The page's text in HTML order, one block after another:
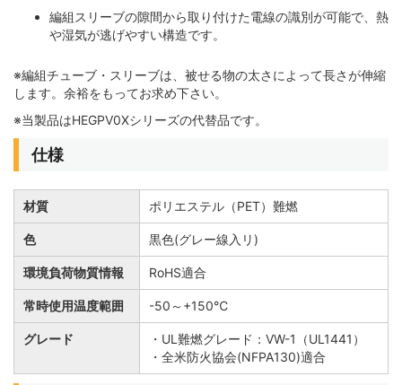
編組スリーブの隙間から取り付けた電線の識別が可能で、熱
や湿気が逃げやすい構造です。
※編組チューブ・スリーブは、被せる物の太さによって長さが伸縮
します。余裕をもってお求め下さい。
※当製品はHEGPV0Xシリーズの代替品です。
仕様
材質 ポリエステル（PET）難燃
色 黒色(グレー線入リ)
環境負荷物質情報 RoHS適合
常時使用温度範囲 -50～+150℃
グレード
・UL難燃グレード：VW-1（UL1441）
・全米防火協会(NFPA130)適合